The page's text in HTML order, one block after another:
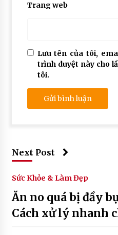
Trang web
Lưu tên của tôi,
trình duyệt này cho
tôi.
Next Post
Sức Khỏe & Làm Đẹp
Ăn no quá bị đầy
Cách xử lý nhanh